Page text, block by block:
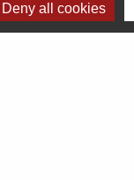
Deny all cookies